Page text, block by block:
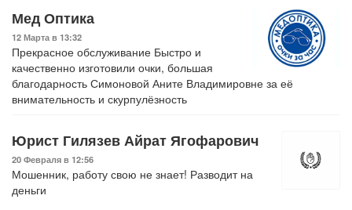
Мед Оптика
12 Марта в 13:32
Прекрасное обслуживание Быстро и
качественно изготовили очки, большая
благодарность Симоновой Аните Владимировне за её
внимательность и скурпулёзность
Юрист Гилязев Айрат Ягофарович
20 Февраля в 12:56
Мошенник, работу свою не знает! Разводит на
деньги